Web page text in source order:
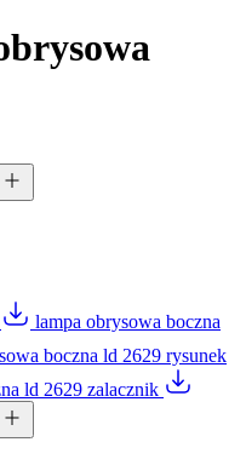
lampa obrysowa boczna
boczna ld 2629 rysunek
ld 2629 zalacznik